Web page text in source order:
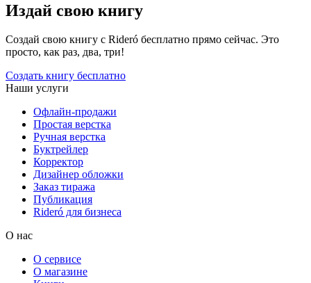
Издай свою книгу
Создай свою книгу с Rideró бесплатно прямо сейчас. Это
просто, как раз, два, три!
Создать книгу бесплатно
Наши услуги
Офлайн-продажи
Простая верстка
Ручная верстка
Буктрейлер
Корректор
Дизайнер обложки
Заказ тиража
Публикация
Rideró для бизнеса
О нас
О сервисе
О магазине